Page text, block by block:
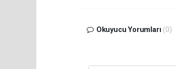
Okuyucu Yorumları (0)